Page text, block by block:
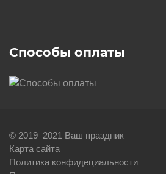
Способы оплаты
© 2019–2021 Ваш праздник
Карта сайта
Политика конфидециальности